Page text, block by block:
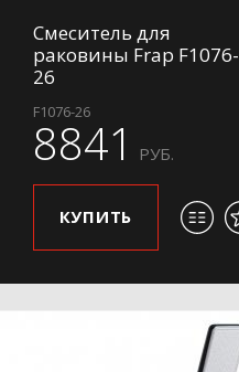
Смеситель для
раковины Frap F1076-
26
F1076-26
8841 РУБ.
КУПИТЬ